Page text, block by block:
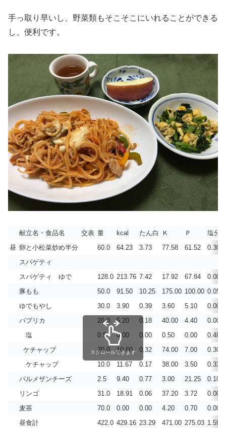
手っ取り早いし、野菜類もそこそこにいれることができる
し、便利です。
献立名・食品名 交表 量 kcal たん白 Ｋ Ｐ
塩分
昼 卵と小松菜炒め半分 60.0 64.23 3.73 77.58 61.52
0.303
スパゲティ
スパゲティ ゆで
128.0 213.76 7.42 17.92 67.84
0.000
豚もも
50.0 91.50 10.25 175.00 100.00 0.059
ゆでもやし
30.0 3.90 0.39 3.60 5.10
0.001
パプリカ
20.0 5.20 0.18 40.00 4.40
0.000
塩
0.5 0.00 0.00 0.50 0.00
0.488
ケチャップ
20.0 10.60 0.32 74.00 7.00
0.300
ケチャップ
10.0 11.67 0.17 38.00 3.50
0.333
パルメザンチーズ
2.5 9.40 0.77 3.00 21.25
0.107
リンゴ
31.0 18.91 0.06 37.20 3.72
0.000
麦茶
70.0 0.00 0.00 4.20 0.70
0.000
昼食計
422.0 429.16 23.29 471.00 275.03 1.591
スクロールできます